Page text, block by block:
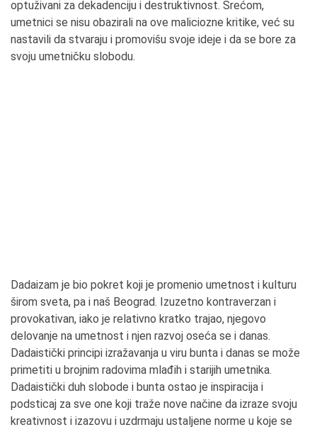
optuživani za dekadenciju i destruktivnost. Srećom,
umetnici se nisu obazirali na ove maliciozne kritike, već su
nastavili da stvaraju i promovišu svoje ideje i da se bore za
svoju umetničku slobodu.
Dadaizam je bio pokret koji je promenio umetnost i kulturu
širom sveta, pa i naš Beograd. Izuzetno kontraverzan i
provokativan, iako je relativno kratko trajao, njegovo
delovanje na umetnost i njen razvoj oseća se i danas.
Dadaistički principi izražavanja u viru bunta i danas se može
primetiti u brojnim radovima mlađih i starijih umetnika.
Dadaistički duh slobode i bunta ostao je inspiracija i
podsticaj za sve one koji traže nove načine da izraze svoju
kreativnost i izazovu i uzdrmaju ustaljene norme u koje se